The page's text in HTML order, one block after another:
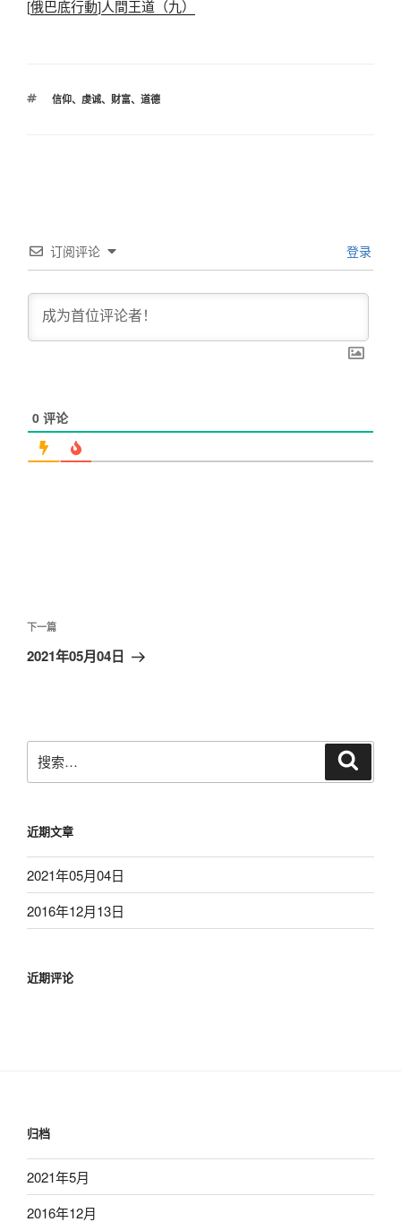
[俄巴底行動]人間王道（九）
标
信仰、 虔诚、 财富、 道德
订阅评论 登录
0 评论
章
导
下
一
下一篇
2021年05月04日
索：
近期文章
2021年05月04日
2016年12月13日
近期评论
归档
2021年5月
2016年12月